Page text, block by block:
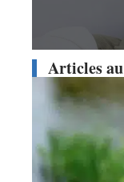
Articles